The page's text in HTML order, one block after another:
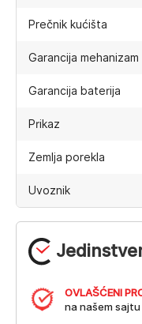
OVLAŠĆENI
na našem sajtu
Prečnik kućišta
Garancija mehanizam
Garancija baterija
Prikaz
Zemlja porekla
Uvoznik